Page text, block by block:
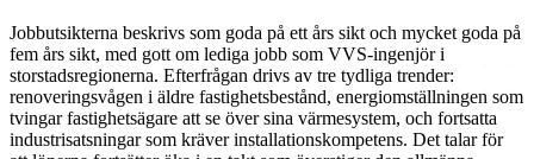
Jobbutsikterna beskrivs som goda på ett års sikt och mycket goda på
fem års sikt, med gott om lediga jobb som VVS-ingenjör i
storstadsregionerna. Efterfrågan drivs av tre tydliga trender:
renoveringsvågen i äldre fastighetsbestånd, energiomställningen som
tvingar fastighetsägare att se över sina värmesystem, och fortsatta
industrisatsningar som kräver installationskompetens. Det talar för